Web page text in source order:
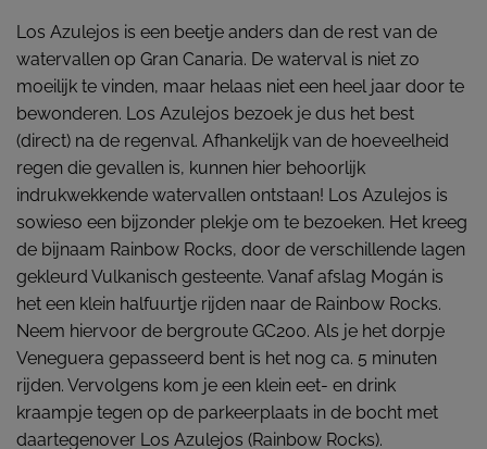
Los Azulejos is een beetje anders dan de rest van de
watervallen op Gran Canaria. De waterval is niet zo
moeilijk te vinden, maar helaas niet een heel jaar door te
bewonderen. Los Azulejos bezoek je dus het best
(direct) na de regenval. Afhankelijk van de hoeveelheid
regen die gevallen is, kunnen hier behoorlijk
indrukwekkende watervallen ontstaan! Los Azulejos is
sowieso een bijzonder plekje om te bezoeken. Het kreeg
de bijnaam Rainbow Rocks, door de verschillende lagen
gekleurd Vulkanisch gesteente. Vanaf afslag Mogán is
het een klein halfuurtje rijden naar de Rainbow Rocks.
Neem hiervoor de bergroute GC200. Als je het dorpje
Veneguera gepasseerd bent is het nog ca. 5 minuten
rijden. Vervolgens kom je een klein eet- en drink
kraampje tegen op de parkeerplaats in de bocht met
daartegenover Los Azulejos (Rainbow Rocks).